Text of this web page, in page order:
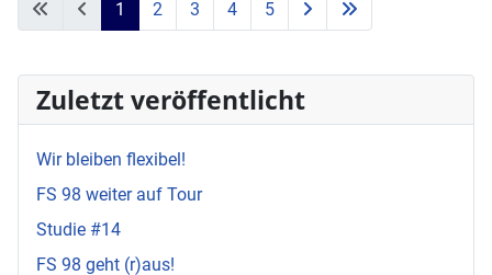
1 2 3 4 5
Zuletzt veröffentlicht
Wir bleiben flexibel!
FS 98 weiter auf Tour
Studie #14
FS 98 geht (r)aus!